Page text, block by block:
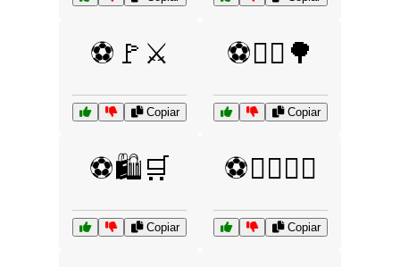
⚽🚩⚔️
Copiar
⚽🚴‍♂️🌳
Copiar
⚽🛍️🛒
Copiar
⚽🤸‍♂️🏋️‍♀️
Copiar